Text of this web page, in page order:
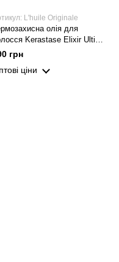
L'huile Originale
олія для
Kerastase Elixir Ultime
Originale 30 мл
грн
ціни